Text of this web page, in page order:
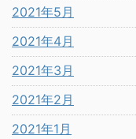
2021年5月
2021年4月
2021年3月
2021年2月
2021年1月